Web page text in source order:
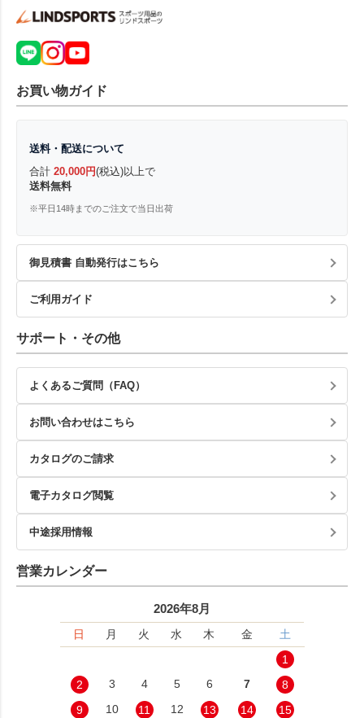
お買い物ガイド
送料・配送について
合計 20,000円(税込)以上で
送料無料
※平日14時までのご注文で当日出荷
御見積書 自動発行はこちら
ご利用ガイド
サポート・その他
よくあるご質問（FAQ）
お問い合わせはこちら
カタログのご請求
電子カタログ閲覧
中途採用情報
営業カレンダー
2026年8月
日 月 火 水 木 金
土
1
2
3 4 5 6 7
8
9
10 11 12 13 14
15